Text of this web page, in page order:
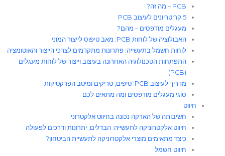
PCB – מה זה?
5 קריטריונים לעיצוב PCB
מעגלים מודפסים – מהם?
האבולוציה של לוחות PCB: מאב טיפוס לייצור המוני
לוחות חשמל בתעשייה: פתרונות מתקדמים לצרכי הייצור והאוטומציה
התפתחות הטכנולוגיה האחרונה בעיצוב וייצור של לוחות מעגלים
מדריך לעיצוב PCB: טיפים, טריקים ומיטב הפרקטיקות
סוגי מעגלים מודפסים ומה מתאים לכם
חיווט
חשיבותה של הארקה נכונה בחיווט אלקטרוני
חיווט אלקטרוניקה לתעשייה: הבדלים, יתרונות ודרכים לפעולה
כיצד מתאימים מוצרי אלקטרוניקה לתעשיית הביטחון?
חיווט חשמל